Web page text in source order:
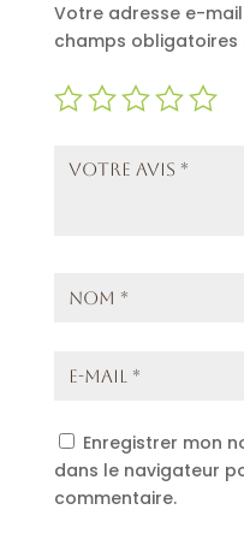
Votre adresse e-
champs obligatoires
Enregistrer mon
dans le navigateur
commentaire.